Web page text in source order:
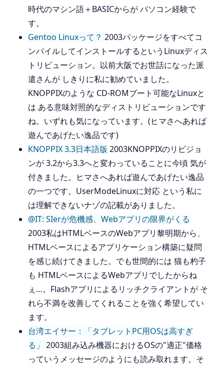
時代のマシン語＋BASICからが パソコン経験で
す。
Gentoo Linuxって？ 2003パッケージをすべてコ
ンパイルしてインストールするというLinuxディス
トリビューション。以前大阪でお世話になった派
遣さんが しきりに私に勧めていました。
KNOPPIXのような CD-ROMブート可能なLinuxと
は ある意味対照的なディストリビューションです
ね。いずれも気になっています。(ヒマさへあれば
遊んであげたい逸品です)
KNOPPIX 3.3日本語版 2003KNOPPIXのリビジョ
ンが 3.2から3.3へと変わっていることに今頃 気が
付きました。ヒマさへあれば遊んであげたい逸品
の一つです。UserModeLinuxに対応 という私に
は理解できないナゾの記載がありました。
@IT: SIerが危機感、Webアプリの限界がくる
2003私はHTMLベースのWebアプリ黎明期から、
HTMLベースによるアプリケーション構築に疑問
を感じ続けてきました。でも世間的には 猫も杓子
も HTMLベースによるWebアプリでしたからね
ぇ…。Flashアプリによるリッチクライアントが そ
れら不満を改善してくれることを強く希望してい
ます。
台湾エイサー：「タブレットPC用OSは高すぎ
る」 2003組み込み機器におけるOSの"適正"価格
っていうメッセージのようにも読み取れます。そ